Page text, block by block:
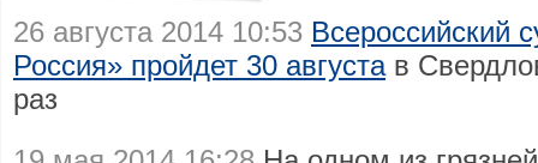
26 августа 2014 10:53 Всероссийский
Россия» пройдет 30 августав
раз